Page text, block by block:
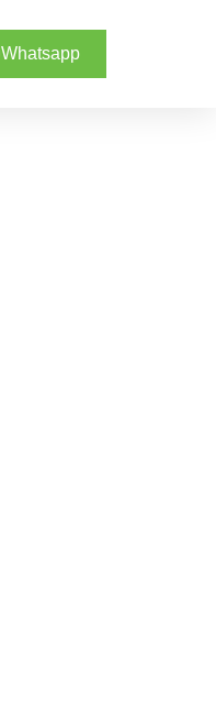
Whatsapp